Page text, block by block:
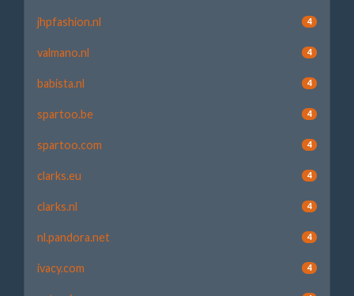
jhpfashion.nl 4
valmano.nl 4
babista.nl 4
spartoo.be 4
spartoo.com 4
clarks.eu 4
clarks.nl 4
nl.pandora.net 4
ivacy.com 4